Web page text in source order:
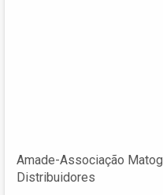
Amade-Associação
Distribuidores